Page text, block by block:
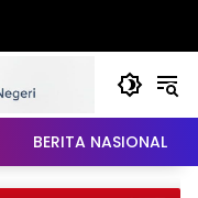
BERITA NASIONAL